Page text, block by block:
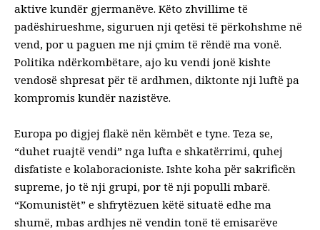
aktive kundër gjermanëve. Këto zhvillime të
padëshirueshme, siguruen nji qetësi të përkohshme në
vend, por u paguen me nji çmim të rëndë ma vonë.
Politika ndërkombëtare, ajo ku vendi jonë kishte
vendosë shpresat për të ardhmen, diktonte nji luftë pa
kompromis kundër nazistëve.
Europa po digjej flakë nën këmbët e tyne. Teza se,
“duhet ruajtë vendi” nga lufta e shkatërrimi, quhej
disfatiste e kolaboracioniste. Ishte koha për sakrificën
supreme, jo të nji grupi, por të nji populli mbarë.
“Komunistët” e shfrytëzuen këtë situatë edhe ma
shumë, mbas ardhjes në vendin tonë të emisarëve